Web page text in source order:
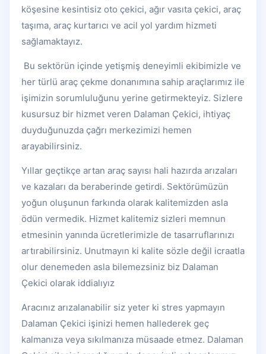
köşesine kesintisiz oto çekici, ağır vasıta çekici, araç
taşıma, araç kurtarıcı ve acil yol yardım hizmeti
sağlamaktayız.
Bu sektörün içinde yetişmiş deneyimli ekibimizle ve
her türlü araç çekme donanımına sahip araçlarımız ile
işimizin sorumluluğunu yerine getirmekteyiz. Sizlere
kusursuz bir hizmet veren Dalaman Çekici, ihtiyaç
duyduğunuzda çağrı merkezimizi hemen
arayabilirsiniz.
Yıllar geçtikçe artan araç sayısı hali hazırda arızaları
ve kazaları da beraberinde getirdi. Sektörümüzün
yoğun oluşunun farkında olarak kalitemizden asla
ödün vermedik. Hizmet kalitemiz sizleri memnun
etmesinin yanında ücretlerimizle de tasarruflarınızı
artırabilirsiniz. Unutmayın ki kalite sözle değil icraatla
olur denemeden asla bilemezsiniz biz Dalaman
Çekici olarak iddialıyız
Aracınız arızalanabilir siz yeter ki stres yapmayın
Dalaman Çekici işinizi hemen hallederek geç
kalmanıza veya sıkılmanıza müsaade etmez. Dalaman